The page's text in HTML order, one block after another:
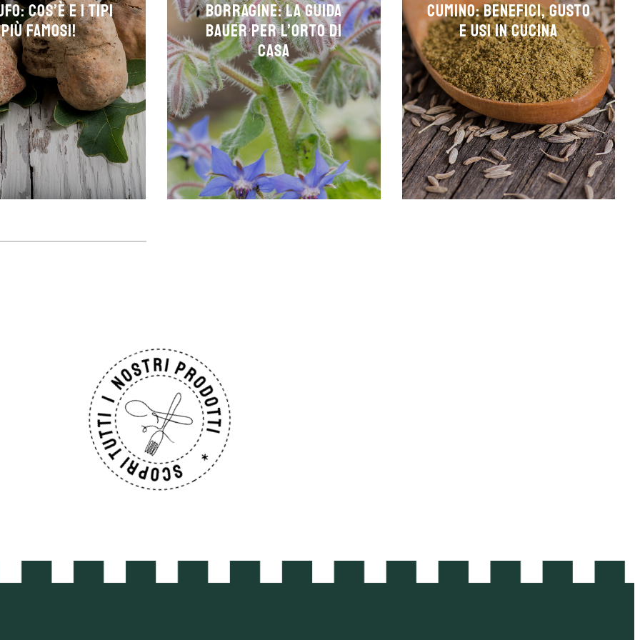
cos’è e i tipi
più famosi!
borragine: la guida
Bauer per l’orto di
casa
Cumino: Benefici, Gusto
e Usi in Cucina